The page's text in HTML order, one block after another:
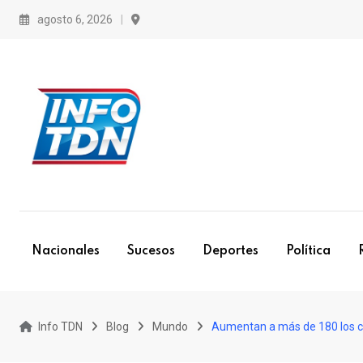
agosto 6, 2026
Nacionales Sucesos Deportes Política
Info TDN Blog Mundo Aumentan a más de 180 los